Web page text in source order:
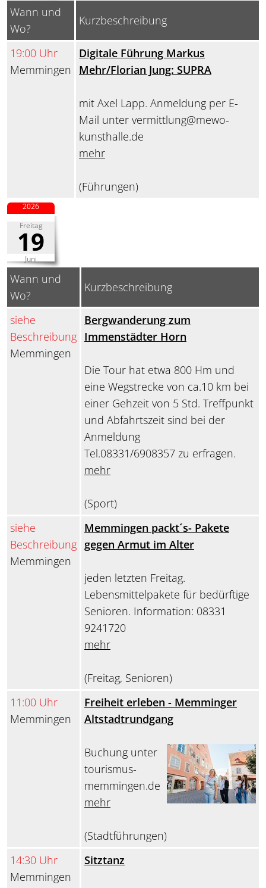
Wann und
Wo?
Kurzbeschreibung
19:00 Uhr
Memmingen
Digitale Führung Markus
Mehr/Florian Jung: SUPRA
mit Axel Lapp. Anmeldung per E-
Mail unter vermittlung@mewo-
kunsthalle.de
mehr
(Führungen)
Freitag
19
Juni
2026
Wann und
Wo?
Kurzbeschreibung
siehe
Beschreibung
Memmingen
Bergwanderung zum
Immenstädter Horn
Die Tour hat etwa 800 Hm und
eine Wegstrecke von ca.10 km bei
einer Gehzeit von 5 Std. Treffpunkt
und Abfahrtszeit sind bei der
Anmeldung
Tel.08331/6908357 zu erfragen.
mehr
(Sport)
siehe
Beschreibung
Memmingen
Memmingen packt´s- Pakete
gegen Armut im Alter
jeden letzten Freitag.
Lebensmittelpakete für bedürftige
Senioren. Information: 08331
9241720
mehr
(Freitag, Senioren)
11:00 Uhr
Memmingen
Freiheit erleben - Memminger
Altstadtrundgang
Buchung unter
tourismus-
memmingen.de
mehr
(Stadtführungen)
14:30 Uhr
Memmingen
Sitztanz